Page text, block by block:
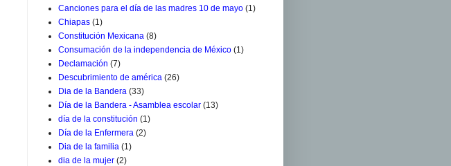
Canciones para el día de las madres 10 de mayo (1)
Chiapas (1)
Constitución Mexicana (8)
Consumación de la independencia de México (1)
Declamación (7)
Descubrimiento de américa (26)
Dia de la Bandera (33)
Día de la Bandera - Asamblea escolar (13)
día de la constitución (1)
Día de la Enfermera (2)
Dia de la familia (1)
dia de la mujer (2)